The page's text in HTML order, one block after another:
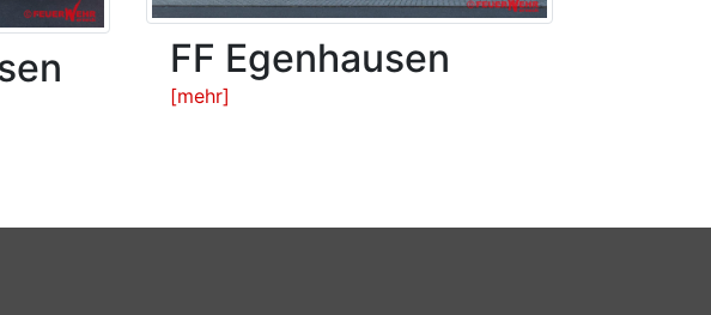
FF Egenhausen
[mehr]